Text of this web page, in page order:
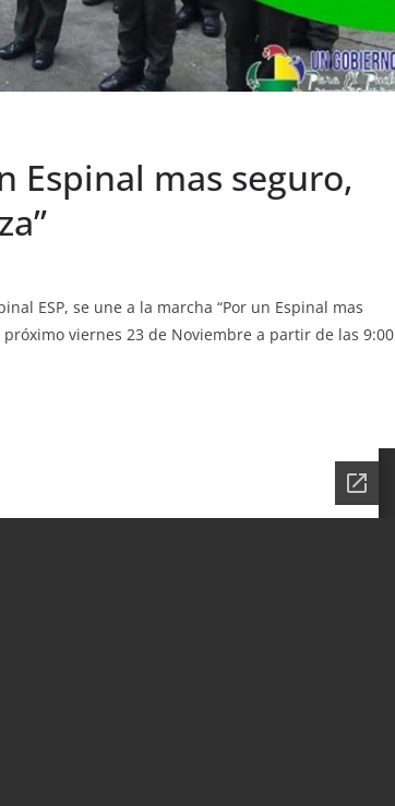
Espinal mas seguro,
ESP, se une a la marcha “Por un Espinal mas
viernes 23 de Noviembre a partir de las 9:00